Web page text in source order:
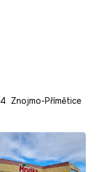
Znojmo-Přímětice